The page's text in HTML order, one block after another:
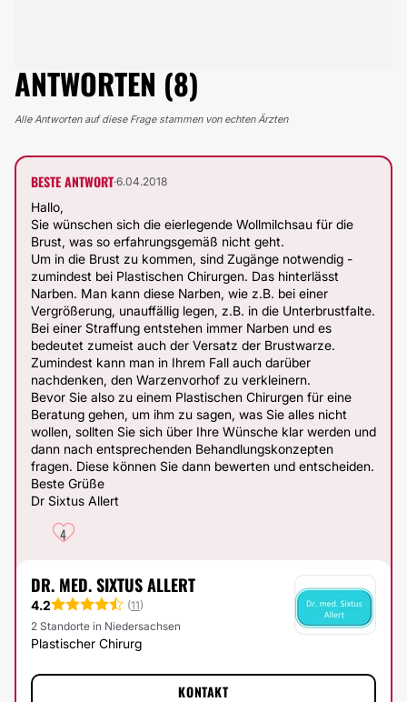
ANTWORTEN (8)
Alle Antworten auf diese Frage stammen von echten Ärzten
BESTE ANTWORT·6.04.2018
Hallo,
Sie wünschen sich die eierlegende Wollmilchsau für die
Brust, was so erfahrungsgemäß nicht geht.
Um in die Brust zu kommen, sind Zugänge notwendig -
zumindest bei Plastischen Chirurgen. Das hinterlässt
Narben. Man kann diese Narben, wie z.B. bei einer
Vergrößerung, unauffällig legen, z.B. in die Unterbrustfalte.
Bei einer Straffung entstehen immer Narben und es
bedeutet zumeist auch der Versatz der Brustwarze.
Zumindest kann man in Ihrem Fall auch darüber
nachdenken, den Warzenvorhof zu verkleinern.
Bevor Sie also zu einem Plastischen Chirurgen für eine
Beratung gehen, um ihm zu sagen, was Sie alles nicht
wollen, sollten Sie sich über Ihre Wünsche klar werden und
dann nach entsprechenden Behandlungskonzepten
fragen. Diese können Sie dann bewerten und entscheiden.
Beste Grüße
Dr Sixtus Allert
4
DR. MED. SIXTUS ALLERT
4.2 (11)
2 Standorte in Niedersachsen
Plastischer Chirurg
KONTAKT